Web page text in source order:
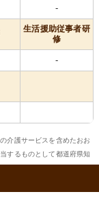
-
生活援助従事者研
修
-
介護サービスを含めたおお
するものとして都道府県知